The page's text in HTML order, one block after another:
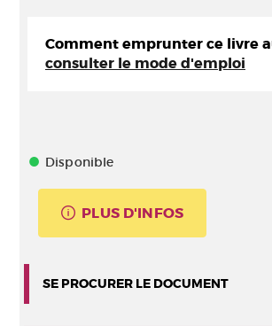
Comment emprunter ce livre
consulter le mode d'emploi
Disponible
PLUS D'INFOS
SE PROCURER LE DOCUMENT